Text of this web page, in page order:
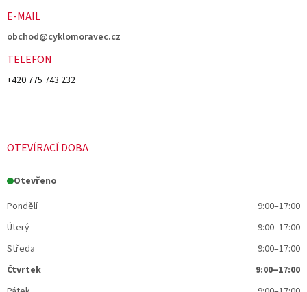
E-MAIL
obchod@cyklomoravec.cz
TELEFON
+420 775 743 232
OTEVÍRACÍ DOBA
Otevřeno
Pondělí
9:00–17:00
Úterý
9:00–17:00
Středa
9:00–17:00
Čtvrtek
9:00–17:00